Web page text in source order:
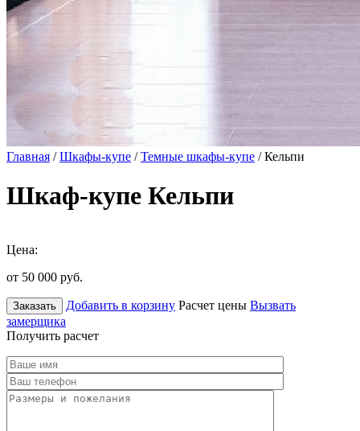
Главная /Шкафы-купе /Темные шкафы-купе / Кельпи
Шкаф-купе Кельпи
Цена:
от 50 000 руб.
Заказать Добавить в корзину Расчет цены Вызвать
замерщика
Получить расчет